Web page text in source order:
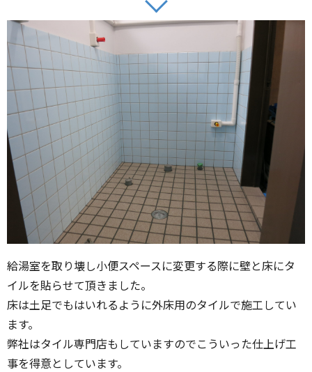
給湯室を取り壊し小便スペースに変更する際に壁と床にタ
イルを貼らせて頂きました。
床は土足でもはいれるように外床用のタイルで施工してい
ます。
弊社はタイル専門店もしていますのでこういった仕上げ工
事を得意としています。